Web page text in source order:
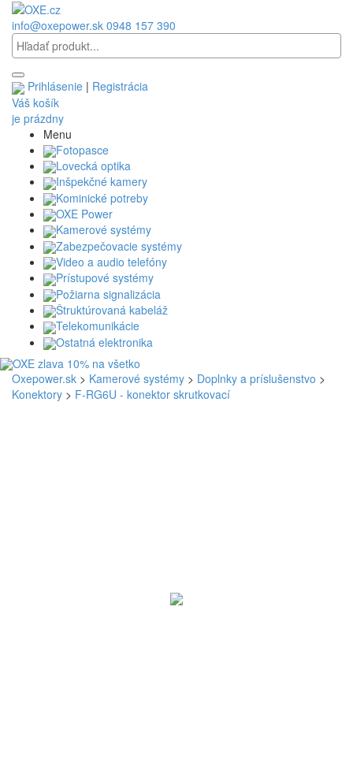
info@oxepower.sk 0948 157 390
Prihlásenie | Registrácia
Váš košík
je prázdny
Menu
Fotopasce
Lovecká optika
Inšpekčné kamery
Kominické potreby
OXE Power
Kamerové systémy
Zabezpečovacie systémy
Video a audio telefóny
Prístupové systémy
Požiarna signalizácia
Štruktúrovaná kabeláž
Telekomunikácie
Ostatná elektronika
Oxepower.sk > Kamerové systémy > Doplnky a príslušenstvo >
Konektory > F-RG6U - konektor skrutkovací